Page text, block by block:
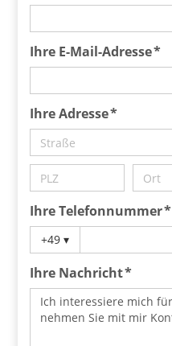
Ihre E-Mail-Adresse *
Ihre Adresse *
Ihre Telefonnummer *
+49 ▾
Ihre Nachricht *